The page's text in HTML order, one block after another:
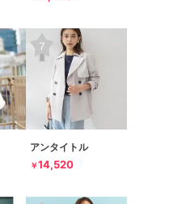
アンタイトル
￥14,520